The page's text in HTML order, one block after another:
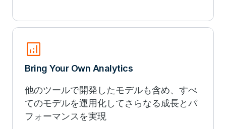
analytics
Bring Your Own Analytics
他のツールで開発したモデルも含め、すべ
てのモデルを運用化してさらなる成長とパ
フォーマンスを実現